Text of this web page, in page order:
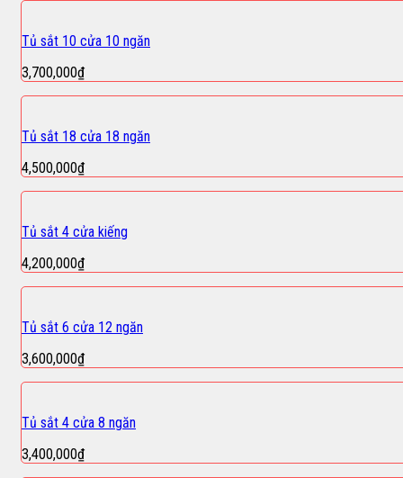
Tủ sắt 10 cửa 10 ngăn
3,700,000₫
Tủ sắt 18 cửa 18 ngăn
4,500,000₫
Tủ sắt 4 cửa kiếng
4,200,000₫
Tủ sắt 6 cửa 12 ngăn
3,600,000₫
Tủ sắt 4 cửa 8 ngăn
3,400,000₫